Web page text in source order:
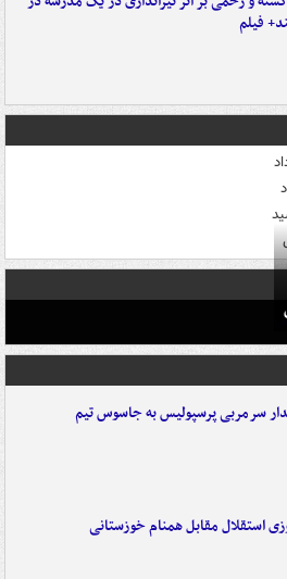
فیلم
سرمربی پرسپولیس به جاسوس تیم
استقلال مقابل همنام خوزستانی